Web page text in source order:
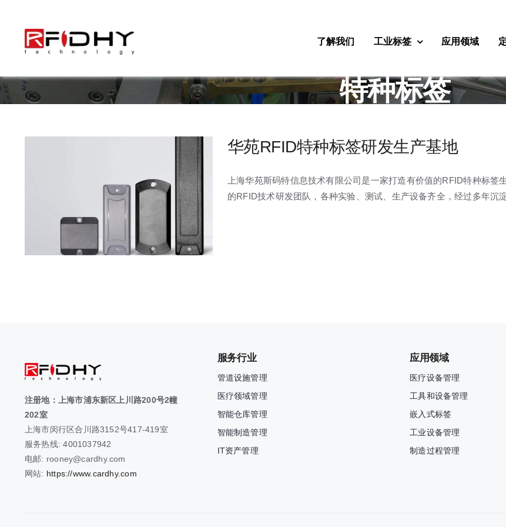
了解我们 工业标签 应用领域
特种标签
华苑RFID特种标签研发生产基地
上海华苑斯码特信息技术有限公司是一家打造有价值的RFID特种标
的RFID技术研发团队，各种实验、测试、生产设备齐全，经过多年沉
注册地：上海市浦东新区上川路200号2幢
202室
上海市闵行区合川路3152号417-419室
服务热线: 4001037942
电邮: rooney@cardhy.com
网站: https://www.cardhy.com
服务行业
管道设施管理
医疗领域管理
智能仓库管理
智能制造管理
IT资产管理
应用领域
医疗设备管理
工具和设备管理
嵌入式标签
工业设备管理
制造过程管理